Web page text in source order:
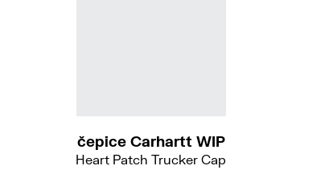
čepice Carhartt WIP
Heart Patch Trucker Cap